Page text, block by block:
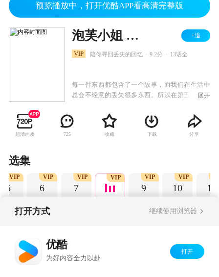
预览播放中，打开优酷APP看高清完整版
泡芙小姐 第五季 +追
VIP 陪你寻回丢失的回忆 9.2分 13话全
每一件东西都包含了一个故事，而我们在生活中
总会不经意的丢失很多东西。所以在第五季中泡
那些丢失的物件，找回那一段段回忆。找不到北
的我们找东西……
展开
超清画质 725 收藏 下载 分享
选集
5
VIP
6
VIP
7
VIP VIP
9
VIP
10
VIP
11
打开方式 继续使用浏览器
优酷
为好内容全力以赴
打开